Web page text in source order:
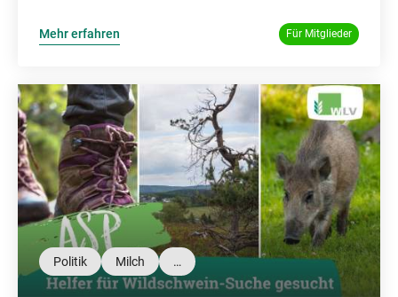
Mehr erfahren Für Mitglieder
Politik Milch …